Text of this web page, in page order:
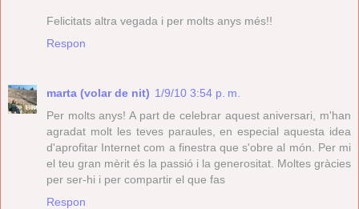
Felicitats altra vegada i per molts anys més!!
Respon
marta (volar de nit) 1/9/10 3:54 p. m.
Per molts anys! A part de celebrar aquest aniversari, m'han
agradat molt les teves paraules, en especial aquesta idea
d'aprofitar Internet com a finestra que s'obre al món. Per mi
el teu gran mèrit és la passió i la generositat. Moltes gràcies
per ser-hi i per compartir el que fas
Respon